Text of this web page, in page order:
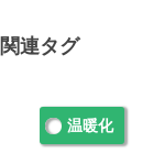
関連タグ
温暖化